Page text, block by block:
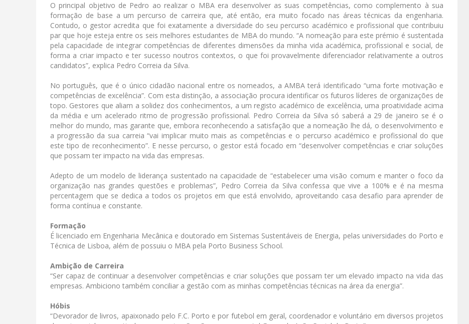
O principal objetivo de Pedro ao realizar o MBA era desenvolver as suas competências, como complemento à sua
formação de base a um percurso de carreira que, até então, era muito focado nas áreas técnicas da engenharia.
Contudo, o gestor acredita que foi exatamente a diversidade do seu percurso académico e profissional que contribuiu
par que hoje esteja entre os seis melhores estudantes de MBA do mundo. “A nomeação para este prémio é sustentada
pela capacidade de integrar competências de diferentes dimensões da minha vida académica, profissional e social, de
forma a criar impacto e ter sucesso noutros contextos, o que foi provavelmente diferenciador relativamente a outros
candidatos”, explica Pedro Correia da Silva.
No português, que é o único cidadão nacional entre os nomeados, a AMBA terá identificado “uma forte motivação e
competências de excelência”. Com esta distinção, a associação procura identificar os futuros líderes de organizações de
topo. Gestores que aliam a solidez dos conhecimentos, a um registo académico de excelência, uma proatividade acima
da média e um acelerado ritmo de progressão profissional. Pedro Correia da Silva só saberá a 29 de janeiro se é o
melhor do mundo, mas garante que, embora reconhecendo a satisfação que a nomeação lhe dá, o desenvolvimento e
a progressão da sua carreia “vai implicar muito mais as competências e o percurso académico e profissional do que
este tipo de reconhecimento”. E nesse percurso, o gestor está focado em “desenvolver competências e criar soluções
que possam ter impacto na vida das empresas.
Adepto de um modelo de liderança sustentado na capacidade de “estabelecer uma visão comum e manter o foco da
organização nas grandes questões e problemas”, Pedro Correia da Silva confessa que vive a 100% e é na mesma
percentagem que se dedica a todos os projetos em que está envolvido, aproveitando casa desafio para aprender de
forma contínua e constante.
Formação
É licenciado em Engenharia Mecânica e doutorado em Sistemas Sustentáveis de Energia, pelas universidades do Porto e
Técnica de Lisboa, além de possuiu o MBA pela Porto Business School.
Ambição de Carreira
“Ser capaz de continuar a desenvolver competências e criar soluções que possam ter um elevado impacto na vida das
empresas. Ambiciono também conciliar a gestão com as minhas competências técnicas na área da energia”.
Hóbis
“Devorador de livros, apaixonado pelo F.C. Porto e por futebol em geral, coordenador e voluntário em diversos projetos